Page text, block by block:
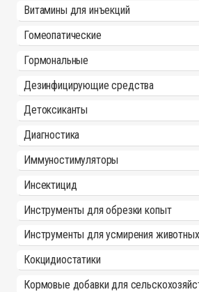
Витамины для инъекций
Гомеопатические
Гормональные
Дезинфицирующие средства
Детоксиканты
Диагностика
Иммуностимуляторы
Инсектицид
Инструменты для обрезки копыт
Инструменты для усмирения животных
Кокцидиостатики
Кормовые добавки для